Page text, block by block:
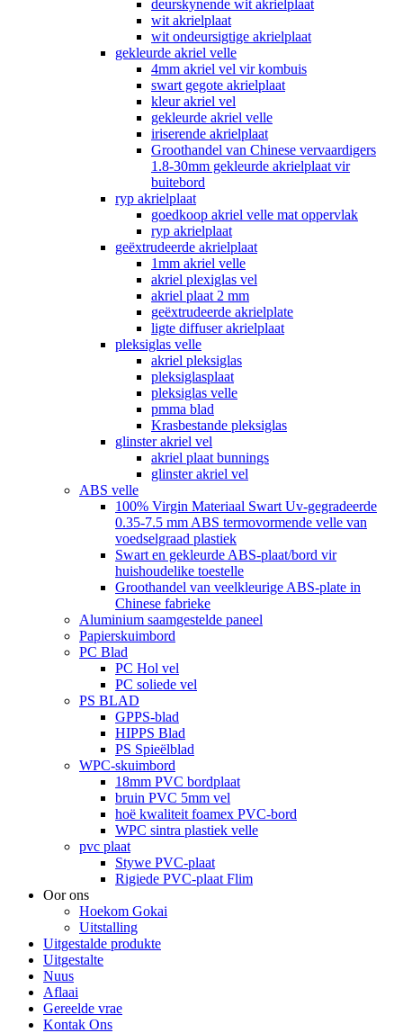
deurskynende wit akrielplaat
wit akrielplaat
wit ondeursigtige akrielplaat
gekleurde akriel velle
4mm akriel vel vir kombuis
swart gegote akrielplaat
kleur akriel vel
gekleurde akriel velle
iriserende akrielplaat
Groothandel van Chinese vervaardigers
1.8-30mm gekleurde akrielplaat vir
buitebord
ryp akrielplaat
goedkoop akriel velle mat oppervlak
ryp akrielplaat
geëxtrudeerde akrielplaat
1mm akriel velle
akriel plexiglas vel
akriel plaat 2 mm
geëxtrudeerde akrielplate
ligte diffuser akrielplaat
pleksiglas velle
akriel pleksiglas
pleksiglasplaat
pleksiglas velle
pmma blad
Krasbestande pleksiglas
glinster akriel vel
akriel plaat bunnings
glinster akriel vel
ABS velle
100% Virgin Materiaal Swart Uv-gegradeerde
0.35-7.5 mm ABS termovormende velle van
voedselgraad plastiek
Swart en gekleurde ABS-plaat/bord vir
huishoudelike toestelle
Groothandel van veelkleurige ABS-plate in
Chinese fabrieke
Aluminium saamgestelde paneel
Papierskuimbord
PC Blad
PC Hol vel
PC soliede vel
PS BLAD
GPPS-blad
HIPPS Blad
PS Spieëlblad
WPC-skuimbord
18mm PVC bordplaat
bruin PVC 5mm vel
hoë kwaliteit foamex PVC-bord
WPC sintra plastiek velle
pvc plaat
Stywe PVC-plaat
Rigiede PVC-plaat Flim
Oor ons
Hoekom Gokai
Uitstalling
Uitgestalde produkte
Uitgestalte
Nuus
Aflaai
Gereelde vrae
Kontak Ons